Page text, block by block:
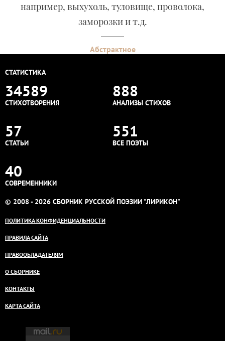
например, выхухоль, туловище, проволока,
заморозки и т.д.
Абстрактное
СТАТИСТИКА
34589
СТИХОТВОРЕНИЯ
888
АНАЛИЗЫ СТИХОВ
57
СТАТЬИ
551
ВСЕ ПОЭТЫ
40
СОВРЕМЕННИКИ
© 2008 - 2026 СБОРНИК РУССКОЙ ПОЭЗИИ "ЛИРИКОН"
ПОЛИТИКА КОНФИДЕНЦИАЛЬНОСТИ
ПРАВИЛА САЙТА
ПРАВООБЛАДАТЕЛЯМ
О СБОРНИКЕ
КОНТАКТЫ
КАРТА САЙТА